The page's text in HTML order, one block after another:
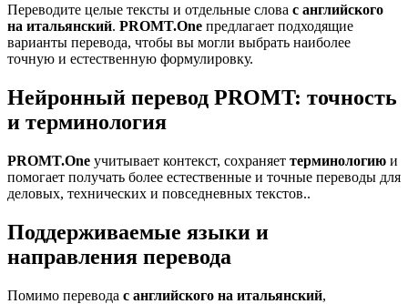
Переводите целые тексты и отдельные слова с английского
на итальянский. PROMT.One предлагает подходящие
варианты перевода, чтобы вы могли выбрать наиболее
точную и естественную формулировку.
Нейронный перевод PROMT: точность
и терминология
PROMT.One учитывает контекст, сохраняет терминологию и
помогает получать более естественные и точные переводы для
деловых, технических и повседневных текстов..
Поддерживаемые языки и
направления перевода
Помимо перевода с английского на итальянский,